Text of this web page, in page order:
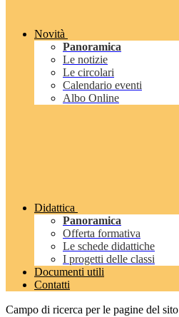
Novità
Panoramica
Le notizie
Le circolari
Calendario eventi
Albo Online
Didattica
Panoramica
Offerta formativa
Le schede didattiche
I progetti delle classi
Documenti utili
Contatti
Campo di ricerca per le pagine del sito